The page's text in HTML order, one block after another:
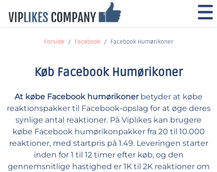
Forside Facebook Facebook Humørikoner
Køb Facebook Humørikoner
At købe Facebook humørikonerbetyder at købe
reaktionspakker til Facebook-opslag for at øge deres
synlige antal reaktioner. På Viplikes kan brugere
købe Facebook humørikonpakker fra 20 til 10.000
reaktioner, med startpris på 1.49. Leveringen starter
inden for 1 til 12 timer efter køb, og den
gennemsnitlige hastighed er 1K til 2K reaktioner om